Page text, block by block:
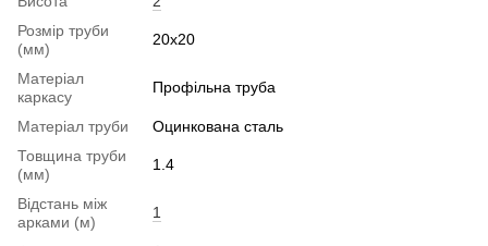
Розмір труби
(мм)
20х20
Матеріал
каркасу
Профільна труба
Матеріал труби
Оцинкована сталь
Товщина труби
(мм)
1.4
Відстань між
арками (м)
1